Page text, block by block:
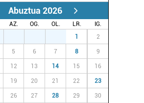
Abuztua 2026
AZ. OG. OL. LR.
IG.
1 2
5 6 7 8 9
12 13 14 15 16
19 20 21 22 23
26 27 28 29 30